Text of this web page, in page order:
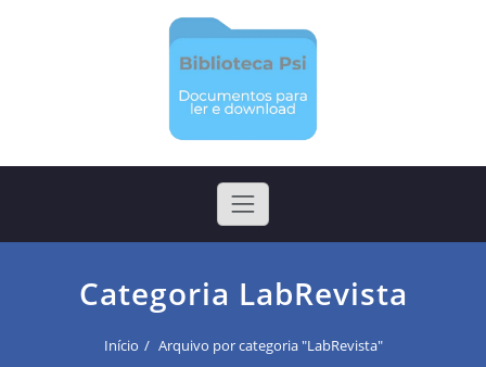
Biblioteca Psi
Arquivos para ler e realizar download
Categoria LabRevista
Início Arquivo por categoria "LabRevista"